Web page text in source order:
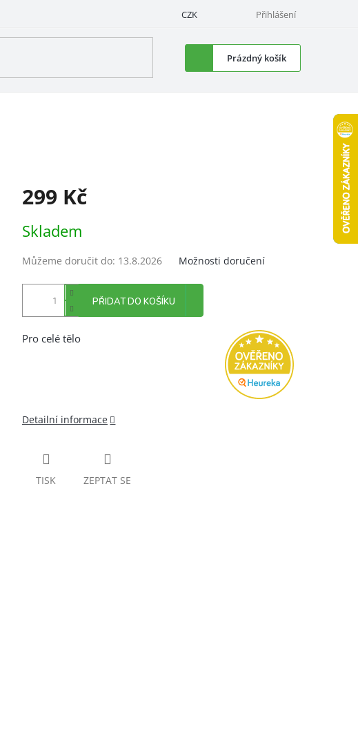
CZK Přihlášení
Nákupní
košík
Prázdný košík
299 Kč
cena:
Skladem
Můžeme doručit do: 13.8.2026 Možnosti doručení
PŘIDAT DO KOŠÍKU
Pro celé tělo
Detailní informace
TISK ZEPTAT SE